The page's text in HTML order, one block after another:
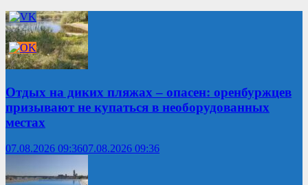
Отдых на диких пляжах – опасен: оренбуржцев
призывают не купаться в необорудованных
местах
07.08.2026 09:3607.08.2026 09:36